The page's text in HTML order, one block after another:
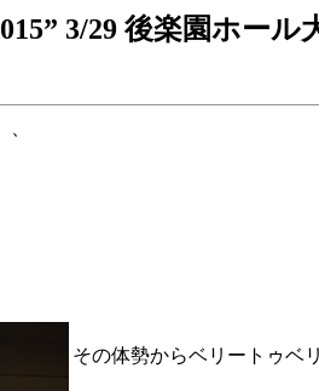
3/29 後楽園ホール
、
その体勢からベリートゥベ